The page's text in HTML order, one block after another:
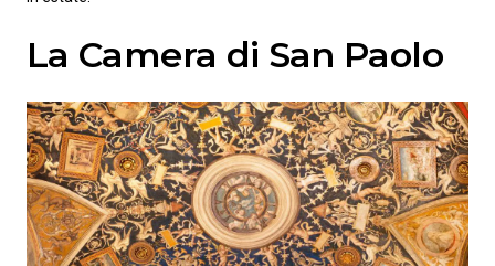
La Camera di San Paolo